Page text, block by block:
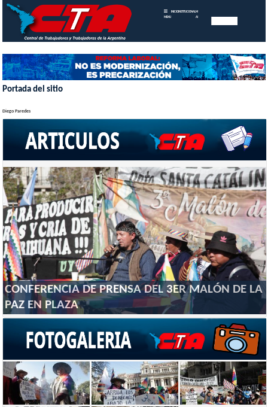
MENU
INICIOINSTITUCIONAL MEMORIAS
ANUALES
Portada del sitio
Diego Paredes
CONFERENCIA DE PRENSA DEL 3ER MALÓN DE LA
PAZ EN PLAZA